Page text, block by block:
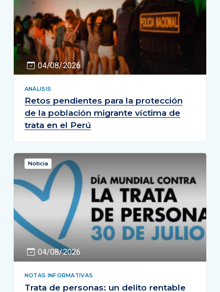
04/08/2026
ANÁLISIS
Retos pendientes para la protección
de la población migrante víctima de
trata en el Perú
Noticia
04/08/2026
NOTAS INFORMATIVAS
Trata de personas: un delito rentable